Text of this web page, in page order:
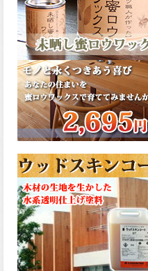
ナメル、低汚染形ファインウ
レタンU100が新しく販売開始
致しました。ご購入はこちら
から。
2026.03.05
ファインウレタンの使いやす
さで、弾性形。塗料用シンナ
ーで希釈できる、使いやすさ
を追求したウレタン樹脂エナ
メル、弾性ファインウレタン
した。ご購入はこちらから。
2026.03.04
長年ご愛顧いただいている
「ラッカー塗料」に抗ウイル
ス機能を追加しバージョンア
ップ、UAV-78700 クリヤーラ
ッカー・ハイフラットが新し
く販売開始致しました。ご購